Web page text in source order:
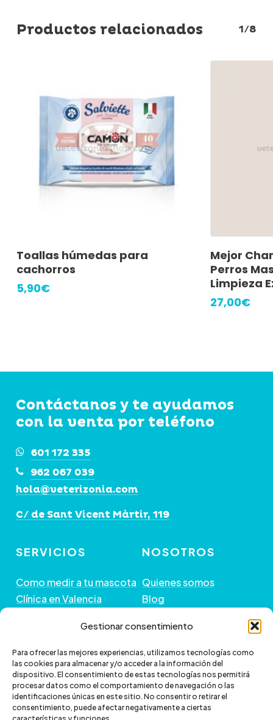
Gestionar consentimiento
Para ofrecer las mejores experiencias, utilizamos tecnologías como
las cookies para almacenar y/o acceder a la información del
dispositivo. El consentimiento de estas tecnologías nos permitirá
procesar datos como el comportamiento de navegación o las
identificaciones únicas en este sitio. No consentir o retirar el
consentimiento, puede afectar negativamente a ciertas
Productos relacionados 1/8
Añadir Al Carrito
Toallas húmedas para
cachorros
5,90€
Mejor
Perros
Limpieza
27,00€
Contáctanos y te ayudamos
con la venta por teléfono
601 172 335
962 067 039
hola@veterizonia.com
C/ de Sant Vicent Màrtir, 119
SERVICIOS
Como medir a tu mascota
Clínica en Valencia
NOSOTROS
Quienes somos
Blog
GUÍA DE COMPRA
Preguntas frecuentes
Paga a plazos con Klarna
Paga a plazos con
+ INFORMACIÓN
Política de envío
Cambios y devoluciones
Política de Privacidad